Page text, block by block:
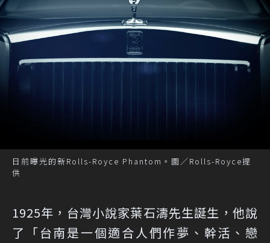
日前曝光的新Rolls-Royce Phantom。圖／Rolls-Royce提
供
1925年，台灣小說家葉石濤先生誕生，他說
了「台南是一個適合人們作夢、幹活、戀